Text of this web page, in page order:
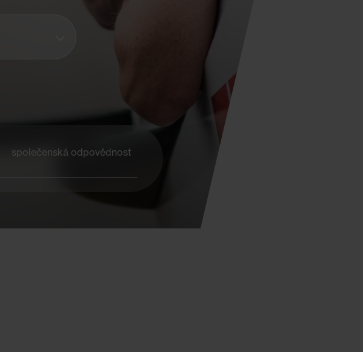
společenská odpovědnost